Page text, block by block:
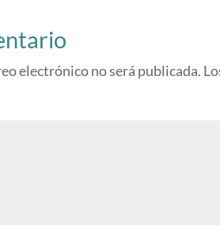
electrónico no será publicada.